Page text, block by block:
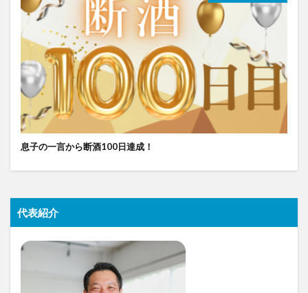
息子の一言から断酒100日達成！
代表紹介